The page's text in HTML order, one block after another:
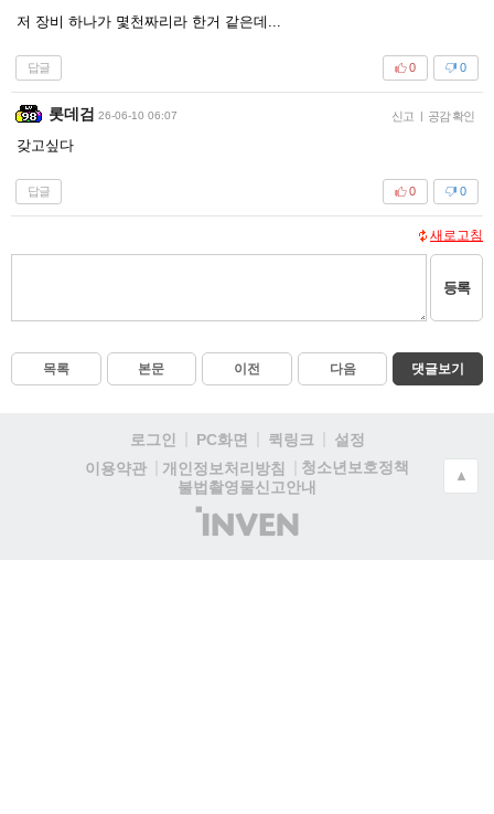
저 장비 하나가 몇천짜리라 한거 같은데...
답글 0
0
롯데검 26-06-10 06:07 신고 | 공감 확인
갖고싶다
답글 0
0
새로고침
등록
목록 본문 이전 다음 댓글보기
로그인 PC화면 퀵링크
설정
이용약관
개인정보처리방침
청소년보호정책
불법촬영물신고안내
(주)
인
▲